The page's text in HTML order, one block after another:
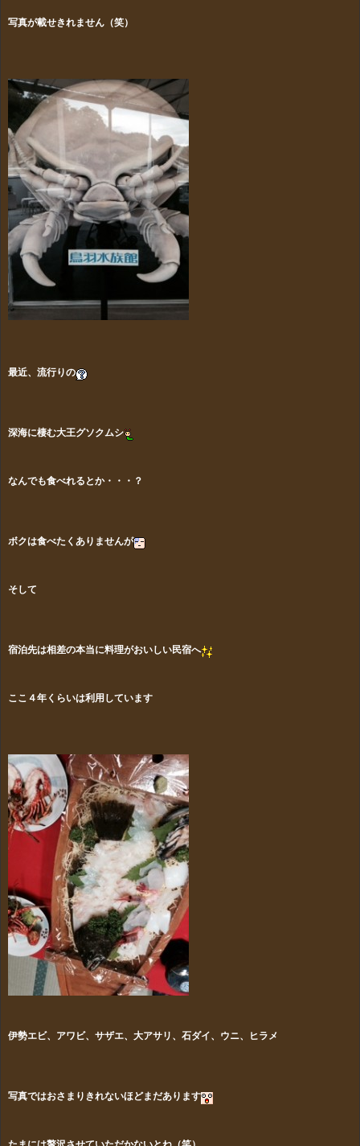
写真が載せきれません（笑）
最近、流行りの
深海に棲む大王グソクムシ
なんでも食べれるとか・・・？
ボクは食べたくありませんが
そして
宿泊先は相差の本当に料理がおいしい民宿へ
ここ４年くらいは利用しています
伊勢エビ、アワビ、サザエ、大アサリ、石ダイ、ウニ、ヒラメ
写真ではおさまりきれないほどまだあります